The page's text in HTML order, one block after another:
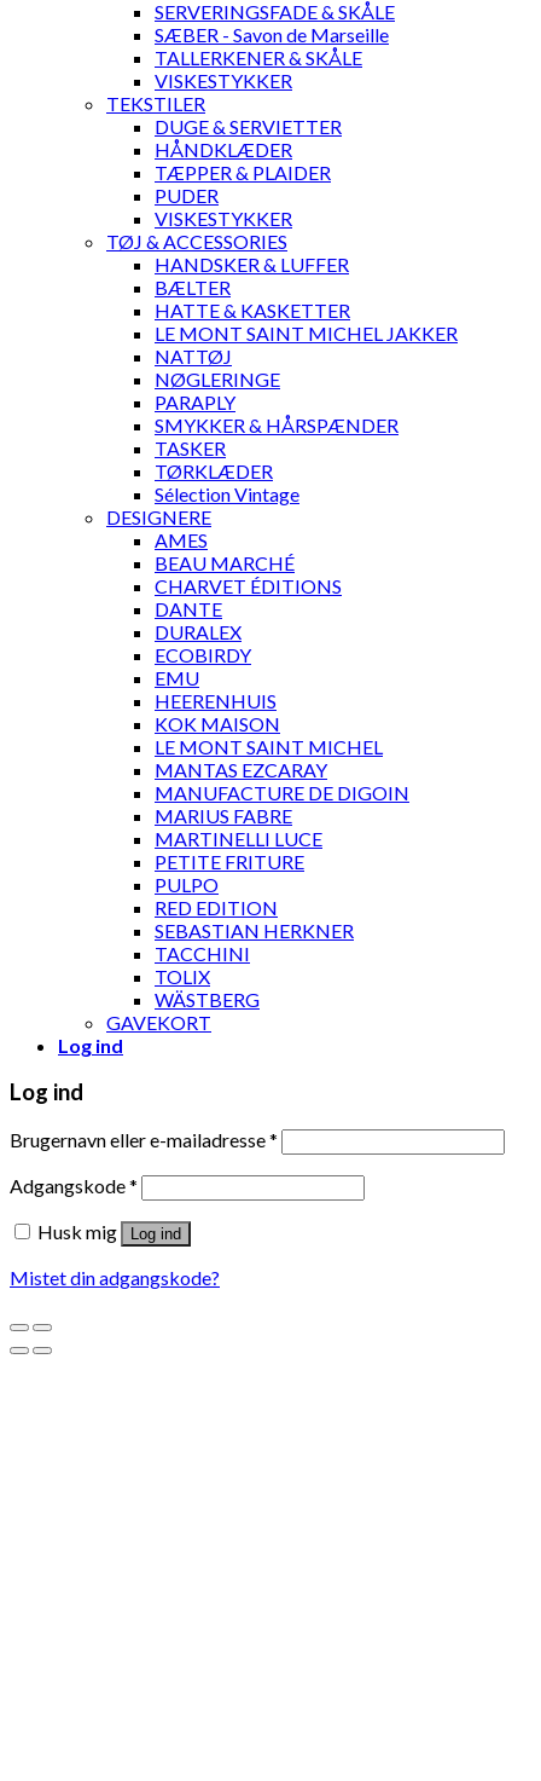
SERVERINGSFADE & SKÅLE
SÆBER - Savon de Marseille
TALLERKENER & SKÅLE
VISKESTYKKER
TEKSTILER
DUGE & SERVIETTER
HÅNDKLÆDER
TÆPPER & PLAIDER
PUDER
VISKESTYKKER
TØJ & ACCESSORIES
HANDSKER & LUFFER
BÆLTER
HATTE & KASKETTER
LE MONT SAINT MICHEL JAKKER
NATTØJ
NØGLERINGE
PARAPLY
SMYKKER & HÅRSPÆNDER
TASKER
TØRKLÆDER
Sélection Vintage
DESIGNERE
AMES
BEAU MARCHÉ
CHARVET ÉDITIONS
DANTE
DURALEX
ECOBIRDY
EMU
HEERENHUIS
KOK MAISON
LE MONT SAINT MICHEL
MANTAS EZCARAY
MANUFACTURE DE DIGOIN
MARIUS FABRE
MARTINELLI LUCE
PETITE FRITURE
PULPO
RED EDITION
SEBASTIAN HERKNER
TACCHINI
TOLIX
WÄSTBERG
GAVEKORT
Log ind
Log ind
Brugernavn eller e-mailadresse*
Adgangskode*
Husk mig
Log ind
Mistet din adgangskode?